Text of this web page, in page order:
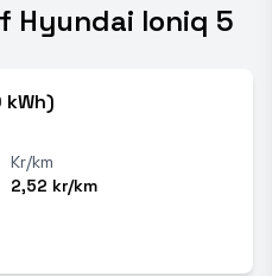
Hyundai Ioniq 5
kWh)
Kr/km
2,52 kr/km